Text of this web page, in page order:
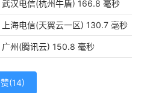
武汉电信(杭州牛盾) 166.8 毫秒
上海电信(天翼云一区) 130.7 毫秒
广州(腾讯云) 150.8 毫秒
赞(14)